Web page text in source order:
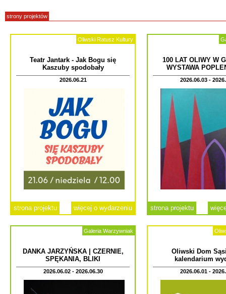
strony projektów
Oliwski Ratusz Kultury
Teatr Jantark - Jak Bogu się
Kaszuby spodobały
2026.06.21
strona projektu więcej o wydarzeniu
100 LAT OLIWY W
WYSTAWA
2026.06.03 -
strona projektu
Galeria Warzywniak
DANKA JARZYŃSKA | CZERNIE,
SPĘKANIA, BLIKI
2026.06.02 - 2026.06.30
Oliwski Dom
kalendarium
2026.06.01 -